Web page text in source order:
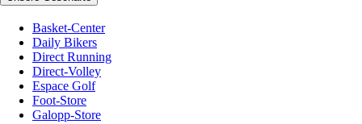
Basket-Center
Daily Bikers
Direct Running
Direct-Volley
Espace Golf
Foot-Store
Galopp-Store